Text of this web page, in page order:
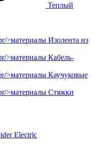
Теплый
Изолента из
Кабель-
Каучуковые
Стяжки
Electric